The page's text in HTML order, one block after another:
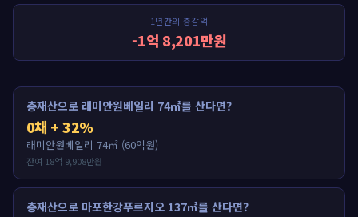
1년간의 증감액
-1억 8,201만원
총재산으로 래미안원베일리 74㎡를 산다면?
0채 + 32%
래미안원베일리 74㎡ (60억원)
잔여 18억 9,908만원
총재산으로 마포한강푸르지오 137㎡를 산다면?